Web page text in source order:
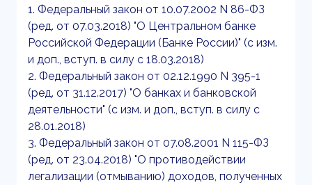
1. Федеральный закон от 10.07.2002 N 86-ФЗ
(ред. от 07.03.2018) "О Центральном банке
Российской Федерации (Банке России)" (с изм.
и доп., вступ. в силу с 18.03.2018)
2. Федеральный закон от 02.12.1990 N 395-1
(ред. от 31.12.2017) "О банках и банковской
деятельности" (с изм. и доп., вступ. в силу с
28.01.2018)
3. Федеральный закон от 07.08.2001 N 115-ФЗ
(ред. от 23.04.2018) "О противодействии
легализации (отмыванию) доходов, полученных